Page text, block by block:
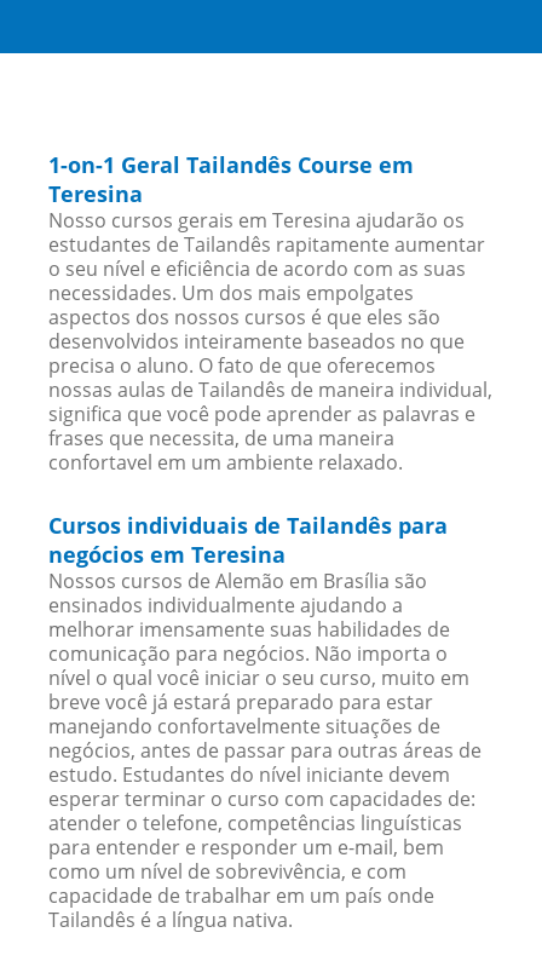
1-on-1 Geral Tailandês Course em
Teresina
Nosso cursos gerais em Teresina ajudarão os
estudantes de Tailandês rapitamente aumentar
o seu nível e eficiência de acordo com as suas
necessidades. Um dos mais empolgates
aspectos dos nossos cursos é que eles são
desenvolvidos inteiramente baseados no que
precisa o aluno. O fato de que oferecemos
nossas aulas de Tailandês de maneira individual,
significa que você pode aprender as palavras e
frases que necessita, de uma maneira
confortavel em um ambiente relaxado.
Cursos individuais de Tailandês para
negócios em Teresina
Nossos cursos de Alemão em Brasília são
ensinados individualmente ajudando a
melhorar imensamente suas habilidades de
comunicação para negócios. Não importa o
nível o qual você iniciar o seu curso, muito em
breve você já estará preparado para estar
manejando confortavelmente situações de
negócios, antes de passar para outras áreas de
estudo. Estudantes do nível iniciante devem
esperar terminar o curso com capacidades de:
atender o telefone, competências linguísticas
para entender e responder um e-mail, bem
como um nível de sobrevivência, e com
capacidade de trabalhar em um país onde
Tailandês é a língua nativa.